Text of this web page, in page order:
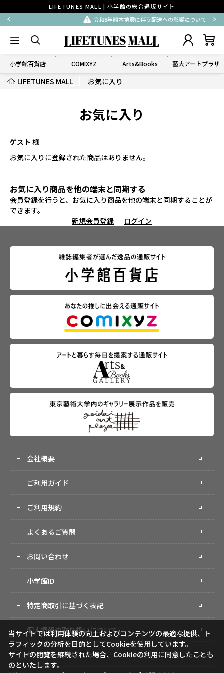
LIFETUNES MALL | 小学館の総合通販サイト
令和8年熊本地震に伴う配送への影響について
小学館百貨店 COMIXYZ Arts&Books 藝大アートプラザ
LIFETUNES MALL お気に入り
お気に入り
ゲスト 様
お気に入りに登録された商品はありません。
お気に入り商品を他の端末と同期する
会員登録を行うと、お気に入り商品を他の端末と同期することが
できます。
新規会員登録 ｜ ログイン
会社概要
ご利用ガイド
ご利用規約
よくあるご質問
お問い合わせ
小学館ID
特定商取引に基づく表記
個人情報の取り扱いについて
サイトマップ
当サイトでは利用体験の向上およびコンテンツの最適な提供、ト
ラフィックの分析を目的としてCookieを使用しています。
サイトの閲覧を継続された場合、Cookieの利用に同意したことも
のといたします。